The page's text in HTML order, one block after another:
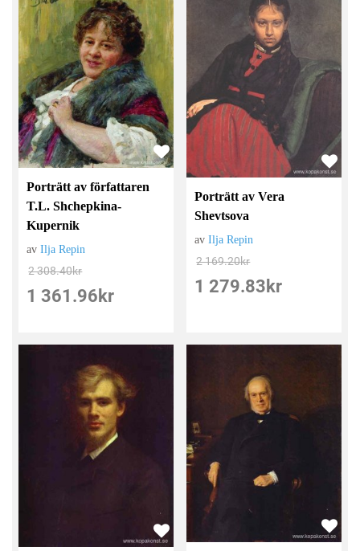
Porträtt av författaren
T.L. Shchepkina-
Kupernik
avIlja Repin
2 308.40kr
1 361.96 kr
Porträtt av Vera
Shevtsova
avIlja Repin
2 169.20kr
1 279.83 kr